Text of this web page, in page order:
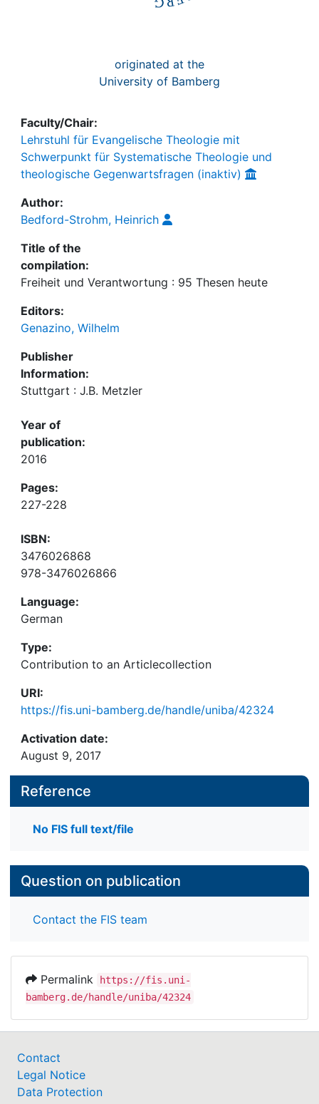
originated at the
University of Bamberg
Faculty/Chair:
Lehrstuhl für Evangelische Theologie mit
Schwerpunkt für Systematische Theologie und
theologische Gegenwartsfragen (inaktiv)
Author:
Bedford-Strohm, Heinrich
Title of the
compilation:
Freiheit und Verantwortung : 95 Thesen heute
Editors:
Genazino, Wilhelm
Publisher
Information:
Stuttgart : J.B. Metzler
Year of
publication:
2016
Pages:
227-228
ISBN:
3476026868
978-3476026866
Language:
German
Type:
Contribution to an Articlecollection
URI:
https://fis.uni-bamberg.de/handle/uniba/42324
Activation date:
August 9, 2017
Reference
No FIS full text/file
Question on publication
Contact the FIS team
Permalink
https://fis.uni-
bamberg.de/handle/uniba/42324
Contact
Legal Notice
Data Protection